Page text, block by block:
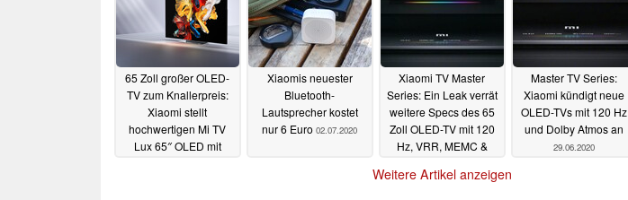
65 Zoll großer OLED-
TV zum Knallerpreis:
Xiaomi stellt
hochwertigen Mi TV
Lux 65″ OLED mit
Xiaomis neuester
Bluetooth-
Lautsprecher kostet
nur 6 Euro 02.07.2020
Xiaomi TV Master
Series: Ein Leak verrät
weitere Specs des 65
Zoll OLED-TV mit 120
Hz, VRR, MEMC &
Master TV Series:
Xiaomi kündigt neue
OLED-TVs mit 120 Hz
und Dolby Atmos an
29.06.2020
Weitere Artikel anzeigen